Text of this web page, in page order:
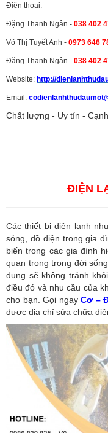
Điện thoại:
Đặng Thanh Ngân - 038 402
Võ Thị Tuyết Anh - 0973 646
Đặng Thanh Ngân - 038 402
Website: http://
Email:
Chất lượng - Uy tín -
ĐIỆN
Các thiết bị điện lạnh
sóng, đồ điện trong gia
biến trong các gia đình
quan trọng trong đời
dụng sẽ không tránh
điều đó và nhu cầu của
cho bạn. Gọi ngayCơ –
được địa chỉ sửa chữa